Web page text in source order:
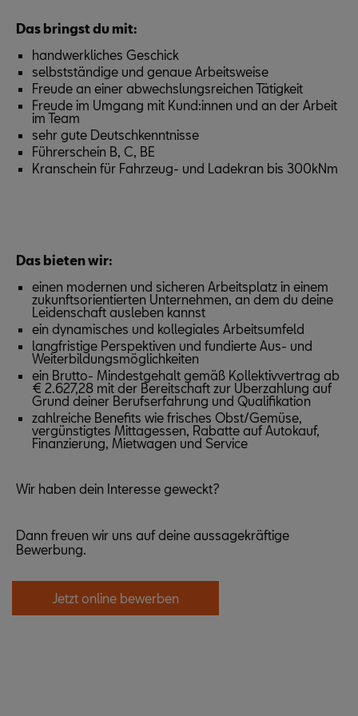
Das bringst du mit:
handwerkliches Geschick
selbstständige und genaue Arbeitsweise
Freude an einer abwechslungsreichen Tätigkeit
Freude im Umgang mit Kund:innen und an der Arbeit
im Team
sehr gute Deutschkenntnisse
Führerschein B, C, BE
Kranschein für Fahrzeug- und Ladekran bis 300kNm
Das bieten wir:
einen modernen und sicheren Arbeitsplatz in einem
zukunftsorientierten Unternehmen, an dem du deine
Leidenschaft ausleben kannst
ein dynamisches und kollegiales Arbeitsumfeld
langfristige Perspektiven und fundierte Aus- und
Weiterbildungsmöglichkeiten
ein Brutto- Mindestgehalt gemäß Kollektivvertrag ab
€ 2.627,28 mit der Bereitschaft zur Überzahlung auf
Grund deiner Berufserfahrung und Qualifikation
zahlreiche Benefits wie frisches Obst/Gemüse,
vergünstigtes Mittagessen, Rabatte auf Autokauf,
Finanzierung, Mietwagen und Service
Wir haben dein Interesse geweckt?
Dann freuen wir uns auf deine aussagekräftige
Bewerbung.
Jetzt online bewerben